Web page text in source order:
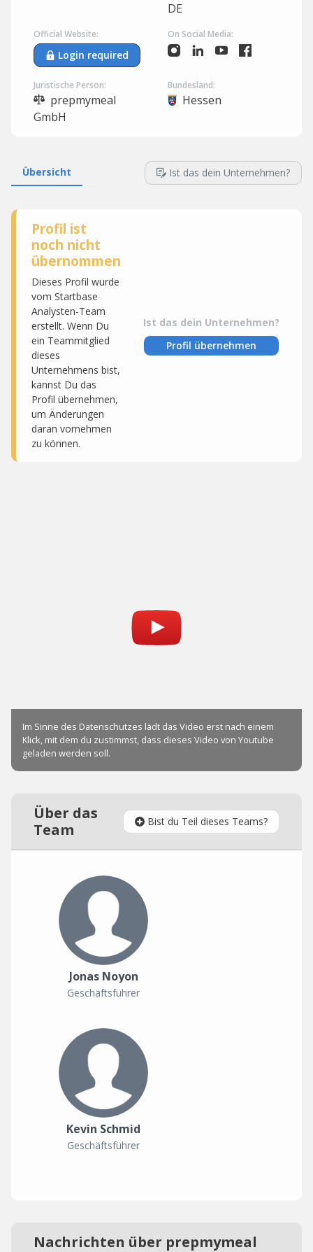
DE
Official Website:
Login required
On Social Media:
Juristische Person:
prepmymeal
GmbH
Bundesland:
Hessen
Übersicht Ist das dein Unternehmen?
Profil ist
noch nicht
übernommen
Dieses Profil wurde
vom Startbase
Analysten-Team
erstellt. Wenn Du
ein Teammitglied
dieses
Unternehmens bist,
kannst Du das
Profil übernehmen,
um Änderungen
daran vornehmen
zu können.
Ist das dein Unternehmen?
Profil übernehmen
Über das
Team
Bist du Teil dieses Teams?
Jonas Noyon
Geschäftsführer
Kevin Schmid
Geschäftsführer
Nachrichten über prepmymeal